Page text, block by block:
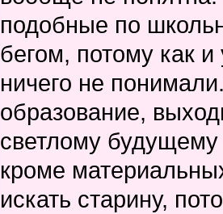
подобные по
бегом, потому как
ничего не
образование,
светлому
кроме
искать старину,